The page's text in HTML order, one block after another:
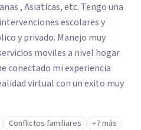
, Asiaticas, etc. Tengo una
escolares y
y privado. Manejo muy
moviles a nivel hogar
conectado mi experiencia
virtual con un exito muy
Conflictos familiares +7 más